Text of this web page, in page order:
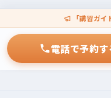
「講習ガイ
電話で予約す